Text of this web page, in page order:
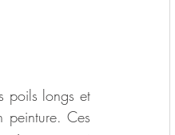
poils longs et
peinture. Ces